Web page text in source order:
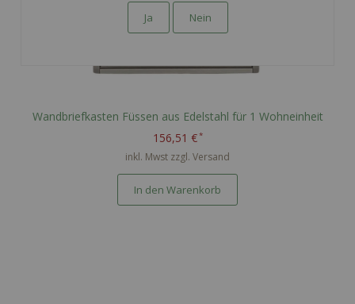
Wandbriefkasten Füssen aus Edelstahl für 1 Wohneinheit
156,51 €
inkl. Mwst zzgl. Versand
In den Warenkorb
Ja Nein